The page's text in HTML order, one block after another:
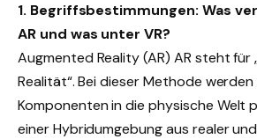
1. Begriffsbestimmungen: Was
AR und was unter VR?
Augmented Reality (AR) AR steht für
Realität“. Bei dieser Methode
Komponenten in die physische Welt
einer Hybridumgebung aus realer